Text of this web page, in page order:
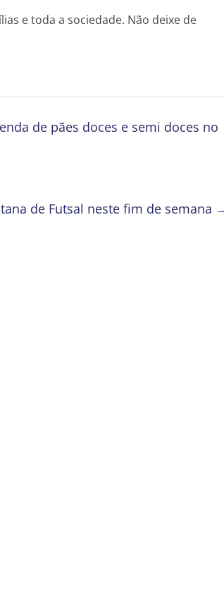
e toda a sociedade. Não deixe de
de pães doces e semi doces no
de Futsal neste fim de semana